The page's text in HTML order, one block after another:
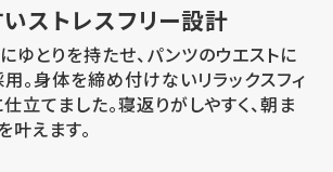
ストレスフリー設計
ゆとりを持たせ、パンツのウエストに
。身体を締め付けないリラックスフィ
立てました。寝返りがしやすく、朝ま
えます。